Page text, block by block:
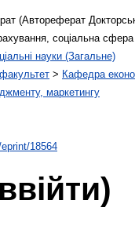
(Автореферат
соціальна сфера
науки (Загальне)
> Кафедра
маркетингу
18564